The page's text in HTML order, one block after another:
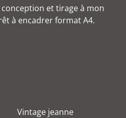
et tirage à mon
à encadrer format A4.
Vintage jeanne